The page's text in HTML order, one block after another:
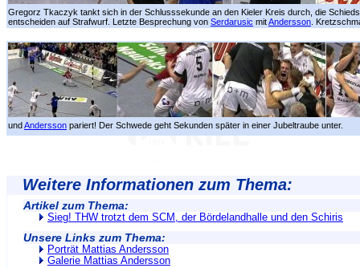
Gregorz Tkaczyk tankt sich in der Schlusssekunde an den Kieler Kreis durch, die
entscheiden auf Strafwurf. Letzte Besprechung von Serdarusic mitAndersson .
undAndersson pariert! Der Schwede geht Sekunden später in einer Jubeltraube unter.
Weitere Informationen zum Thema:
Artikel zum Thema:
Sieg! THW trotzt dem SCM, der Bördelandhalle und den Schiris
Unsere Links zum Thema:
Porträt Mattias Andersson
Galerie Mattias Andersson